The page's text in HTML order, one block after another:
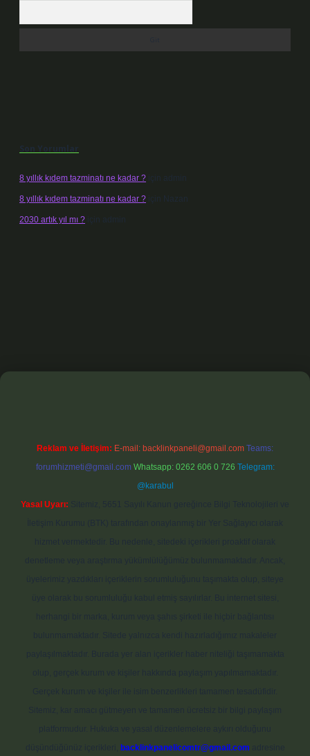
Son Yorumlar
8 yıllık kıdem tazminatı ne kadar ? için admin
8 yıllık kıdem tazminatı ne kadar ? için Nazan
2030 artık yıl mı ? için admin
Reklam ve İletişim: E-mail: backlinkpaneli@gmail.com Teams:
forumhizmeti@gmail.com Whatsapp: 0262 606 0 726 Telegram:
@karabul
Yasal Uyarı:
backlinkpanelicomtr@gmail.com